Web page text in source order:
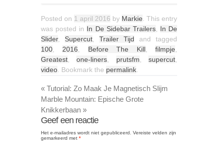
Posted on 1 april 2016 by Markie . This entry
was posted in In De Sidebar Trailers, In De
Slider, Supercut Trailer Tijd and tagged
100
2016 Before The Kill,filmpje
Greatest ,one-liners prutsfm ,supercut
video . Bookmark the permalink
« Tutorial: Zo Maak Je Magnetisch Slijm
Marble Mountain: Epische Grote
Knikkerbaan »
Geef een reactie
Het e-mailadres wordt niet gepubliceerd.
Vereiste velden zijn
gemarkeerd met *